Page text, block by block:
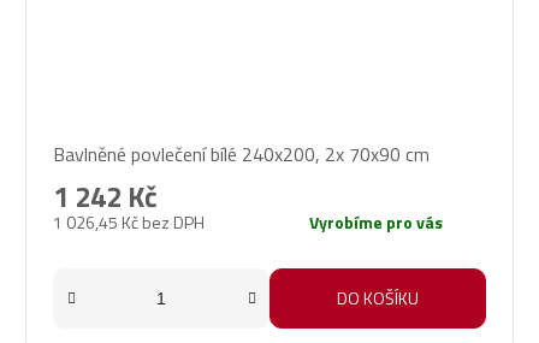
Bavlněné povlečení bílé 240x200, 2x 70x90 cm
1 026,45 Kč bez DPH
1 242 Kč
Vyrobíme pro vás
DO KOŠÍKU